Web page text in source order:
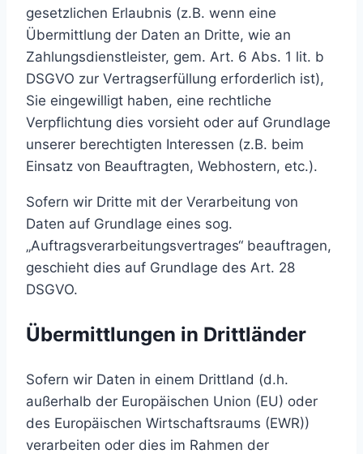
gesetzlichen Erlaubnis (z.B. wenn eine
Übermittlung der Daten an Dritte, wie an
Zahlungsdienstleister, gem. Art. 6 Abs. 1 lit. b
DSGVO zur Vertragserfüllung erforderlich ist),
Sie eingewilligt haben, eine rechtliche
Verpflichtung dies vorsieht oder auf Grundlage
unserer berechtigten Interessen (z.B. beim
Einsatz von Beauftragten, Webhostern, etc.).
Sofern wir Dritte mit der Verarbeitung von
Daten auf Grundlage eines sog.
„Auftragsverarbeitungsvertrages“ beauftragen,
geschieht dies auf Grundlage des Art. 28
DSGVO.
Übermittlungen in Drittländer
Sofern wir Daten in einem Drittland (d.h.
außerhalb der Europäischen Union (EU) oder
des Europäischen Wirtschaftsraums (EWR))
verarbeiten oder dies im Rahmen der